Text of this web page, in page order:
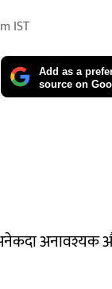
IST
Add as a
source on